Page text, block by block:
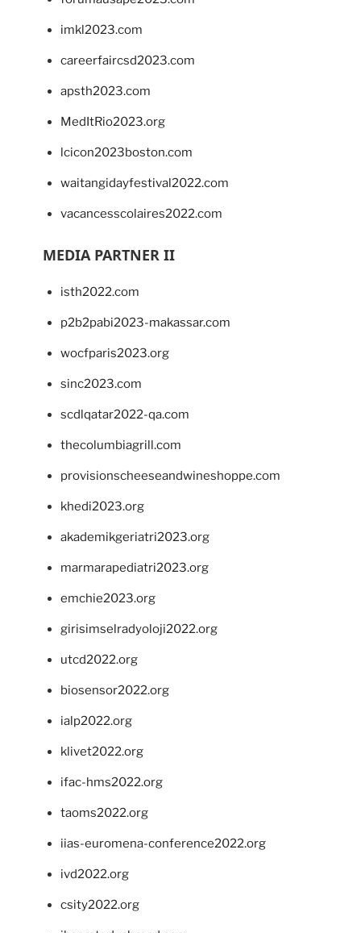
imkl2023.com
careerfaircsd2023.com
apsth2023.com
MedItRio2023.org
lcicon2023boston.com
waitangidayfestival2022.com
vacancesscolaires2022.com
MEDIA PARTNER II
isth2022.com
p2b2pabi2023-makassar.com
wocfparis2023.org
sinc2023.com
scdlqatar2022-qa.com
thecolumbiagrill.com
provisionscheeseandwineshoppe.com
khedi2023.org
akademikgeriatri2023.org
marmarapediatri2023.org
emchie2023.org
girisimselradyoloji2022.org
utcd2022.org
biosensor2022.org
ialp2022.org
klivet2022.org
ifac-hms2022.org
taoms2022.org
iias-euromena-conference2022.org
ivd2022.org
csity2022.org